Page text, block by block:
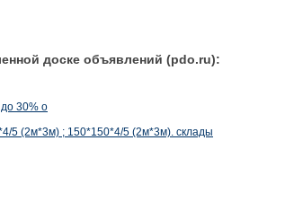
доске объявлений (pdo.ru):
30% о
5 (2м*3м) ; 150*150*4/5 (2м*3м). склады